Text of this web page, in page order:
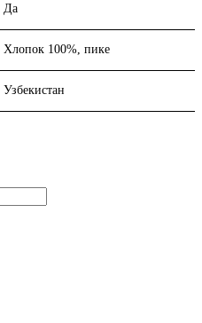
Да
Хлопок 100%, пике
Узбекистан